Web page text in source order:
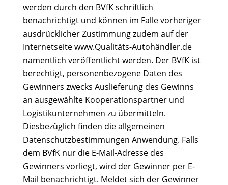
werden durch den BVfK schriftlich
benachrichtigt und können im Falle vorheriger
ausdrücklicher Zustimmung zudem auf der
Internetseite www.Qualitäts-Autohändler.de
namentlich veröffentlicht werden. Der BVfK ist
berechtigt, personenbezogene Daten des
Gewinners zwecks Auslieferung des Gewinns
an ausgewählte Kooperationspartner und
Logistikunternehmen zu übermitteln.
Diesbezüglich finden die allgemeinen
Datenschutzbestimmungen Anwendung. Falls
dem BVfK nur die E-Mail-Adresse des
Gewinners vorliegt, wird der Gewinner per E-
Mail benachrichtigt. Meldet sich der Gewinner